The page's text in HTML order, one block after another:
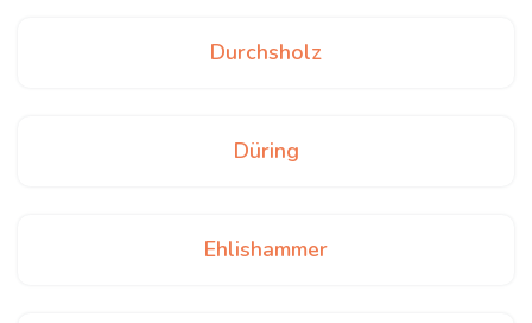
Durchsholz
Düring
Ehlishammer